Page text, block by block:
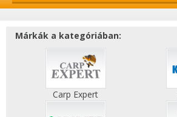
Márkák a kategóriában:
Carp Expert